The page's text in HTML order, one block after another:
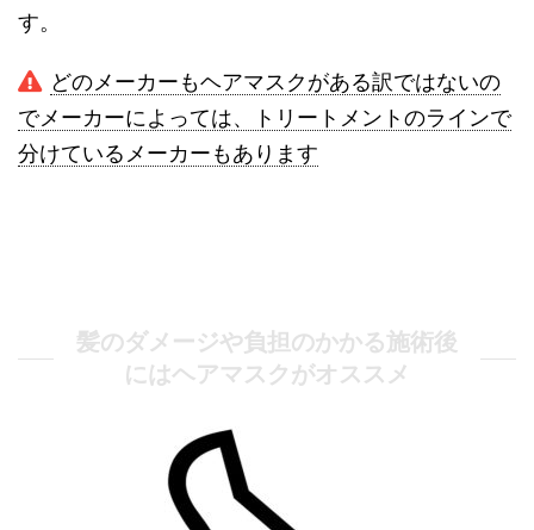
す。
どのメーカーもヘアマスクがある訳ではないの
でメーカーによっては、トリートメントのラインで
分けているメーカーもあります
髪のダメージや負担のかかる施術後
にはヘアマスクがオススメ